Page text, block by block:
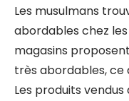
Les musulmans
abordables chez
magasins
très abordables, ce
Les produits